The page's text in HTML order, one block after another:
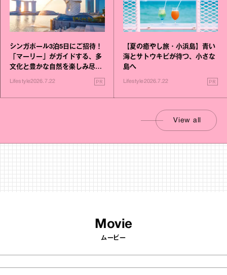
シンガポール3泊5日にご招待！
「マーリー」がガイドする、多
文化と豊かな自然を楽しみ尽く
Lifestyle2026.7.22 PR
【夏の癒やし旅・小浜島】青い
海とサトウキビが待つ、小さな
島へ
Lifestyle2026.7.22 PR
View all
Movie
ムービー